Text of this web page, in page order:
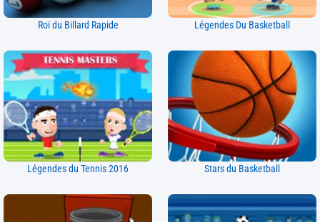
Roi du Billard Rapide Légendes Du Basketball
Légendes du Tennis 2016 Stars du Basketball